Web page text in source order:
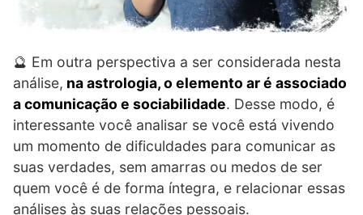
🔮 Em outra perspectiva a ser considerada nesta
análise, na astrologia, o elemento ar é associado
a comunicação e sociabilidade. Desse modo, é
interessante você analisar se você está vivendo
um momento de dificuldades para comunicar as
suas verdades, sem amarras ou medos de ser
quem você é de forma íntegra, e relacionar essas
análises às suas relações pessoais.